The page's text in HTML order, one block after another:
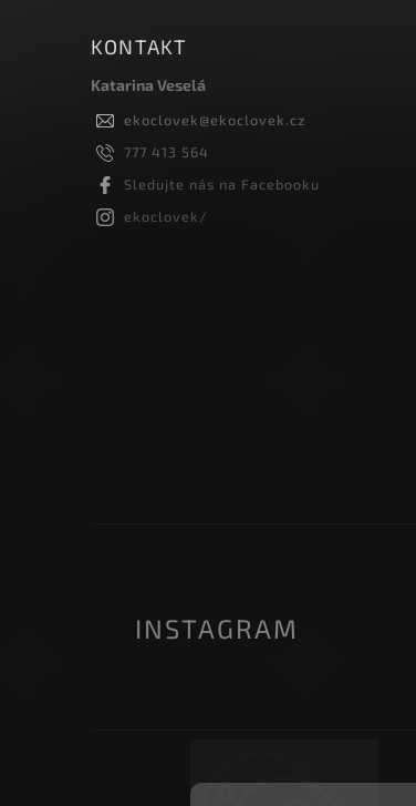
KONTAKT
Katarina Veselá
ekoclovek@ekoclovek.cz
777 413 564
Sledujte nás na Facebooku
ekoclovek/
INSTAGRAM